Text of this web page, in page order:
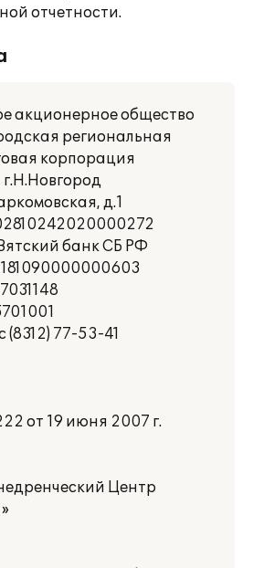
отчетности.
акционерное общество
региональная
корпорация
д.1
банк СБ РФ
(8312) 77-53-41
от 19 июня 2007 г.
Центр